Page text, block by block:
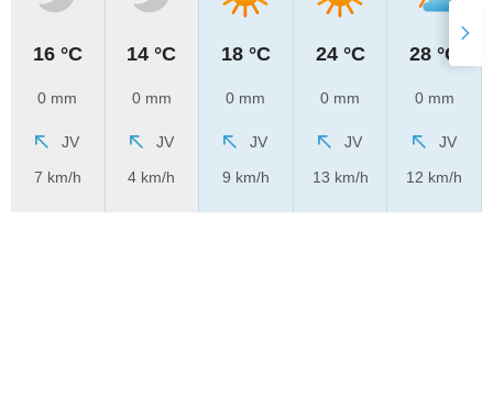
16 °C
0 mm
JV
7 km/h
14 °C
0 mm
JV
4 km/h
18 °C
0 mm
JV
9 km/h
24 °C
0 mm
JV
13 km/h
28 °C
0 mm
JV
12 km/h